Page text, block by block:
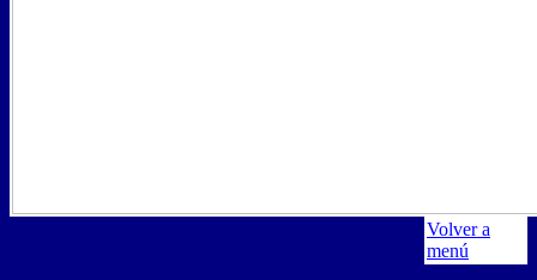
Volver a
menú